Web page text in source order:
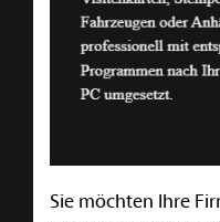
Sie möchten Ihre